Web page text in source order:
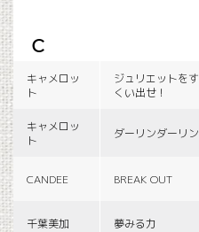
c
キャメロッ
ト
ジュリエットをす
くい出せ！
キャメロッ
ト
ダーリンダーリン
CANDEE BREAK OUT
千葉美加 夢みる力